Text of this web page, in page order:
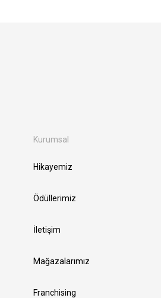
Kurumsal
Hikayemiz
Ödüllerimiz
İletişim
Mağazalarımız
Franchising